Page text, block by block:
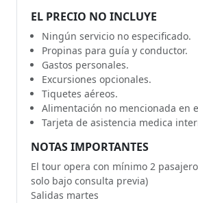
EL PRECIO NO INCLUYE
Ningún servicio no especificado.
Propinas para guía y conductor.
Gastos personales.
Excursiones opcionales.
Tiquetes aéreos.
Alimentación no mencionada en
Tarjeta de asistencia medica
NOTAS IMPORTANTES
El tour opera con mínimo 2
solo bajo consulta previa)
Salidas martes